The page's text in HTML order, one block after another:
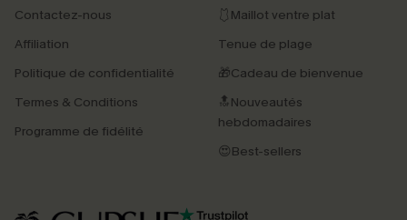
Contactez-nous
Affiliation
Politique de confidentialité
Termes & Conditions
Programme de fidélité
🩱Maillot ventre plat
Tenue de plage
🎁Cadeau de bienvenue
🔝Nouveautés
hebdomadaires
😍Best-sellers